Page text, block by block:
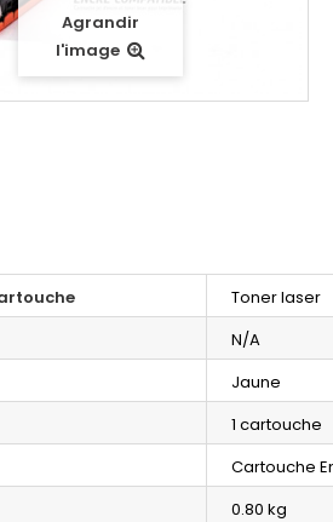
Agrandir
l'image
Toner laser
N/A
Jaune
1 cartouche
Cartouche
0.80 kg